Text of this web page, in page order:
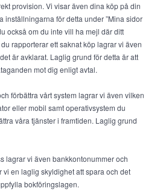
provision. Vi visar även dina köp på din
inställningarna för detta under ”Mina sidor
också om du inte vill ha mejl där ditt
rapporterar ett saknat köp lagrar vi även
är avklarat. Laglig grund för detta är att
mot dig enligt avtal.
förbättra vårt system lagrar vi även vilken
eller mobil samt operativsystem du
våra tjänster i framtiden. Laglig grund
lagrar vi även bankkontonummer och
en laglig skyldighet att spara och det
bokföringslagen.